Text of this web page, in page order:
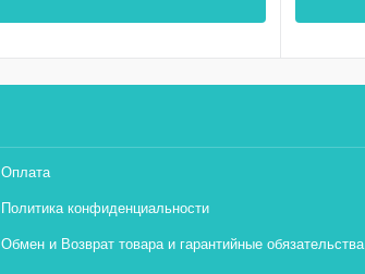
Оплата
Политика конфиденциальности
Обмен и Возврат товара и гарантийные обязательства